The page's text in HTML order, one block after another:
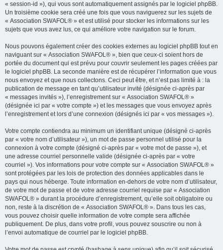
« session-id »), qui vous sont automatiquement assignés par le logiciel phpBB.
Un troisième cookie sera créé une fois que vous naviguerez sur les sujets de
« Association SWAFOL® » et est utilisé pour stocker les informations sur les
sujets que vous avez lus, ce qui améliore votre navigation sur le forum.
Nous pouvons également créer des cookies externes au logiciel phpBB tout en
naviguant sur « Association SWAFOL® », bien que ceux-ci soient hors de
portée du document qui est prévu pour couvrir seulement les pages créées par
le logiciel phpBB. La seconde manière est de récupérer l’information que vous
nous envoyez et que nous collectons. Ceci peut être, et n’est pas limité à : la
publication de message en tant qu’utilisateur invité (désignée ci-après par
« messages invités »), l’enregistrement sur « Association SWAFOL® »
(désignée ici par « votre compte ») et les messages que vous envoyez après
l’enregistrement et lors d’une connexion (désignés ici par « vos messages »).
Votre compte contiendra au minimum un identifiant unique (désigné ci-après
par « votre nom d’utilisateur »), un mot de passe personnel utilisé pour la
connexion à votre compte (désigné ci-après par « votre mot de passe »), et
une adresse courriel personnelle valide (désignée ci-après par « votre
courriel »). Vos informations pour votre compte sur « Association SWAFOL® »
sont protégées par les lois de protection des données applicables dans le
pays qui nous héberge. Toute information en-dehors de votre nom d’utilisateur,
de votre mot de passe et de votre adresse courriel requise par « Association
SWAFOL® » durant la procédure d’enregistrement, qu’elle soit obligatoire ou
non, reste à la discrétion de « Association SWAFOL® ». Dans tous les cas,
vous pouvez choisir quelle information de votre compte sera affichée
publiquement. De plus, dans votre profil, vous pouvez souscrire ou non à
l’envoi automatique de courriel par le logiciel phpBB.